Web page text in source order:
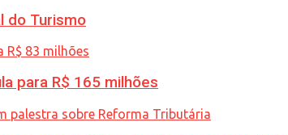
do Turismo
para R$ 165 milhões